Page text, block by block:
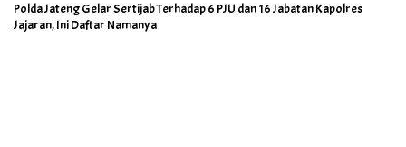
Polda Jateng Gelar Sertijab Terhadap 6 PJU dan 16 Jabatan Kapolres
Jajaran, Ini Daftar Namanya